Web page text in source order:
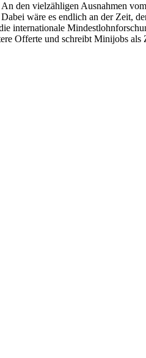
den vielzähligen Ausnahmen
wäre es endlich an der Zeit,
internationale
Offerte und schreibt Minijobs